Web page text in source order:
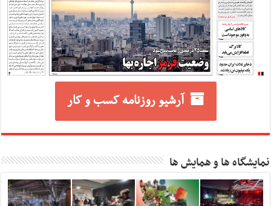
آرشیو روزنامه کسب و کار
نمایشگاه ها و همایش ها